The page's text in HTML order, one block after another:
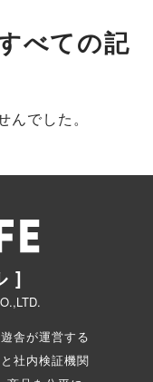
べての記
でした。
]
舎が運営する
社内検証機関